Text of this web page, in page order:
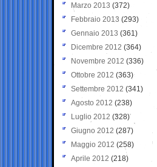
Marzo 2013 (372)
Febbraio 2013 (293)
Gennaio 2013 (361)
Dicembre 2012 (364)
Novembre 2012 (336)
Ottobre 2012 (363)
Settembre 2012 (341)
Agosto 2012 (238)
Luglio 2012 (328)
Giugno 2012 (287)
Maggio 2012 (258)
Aprile 2012 (218)